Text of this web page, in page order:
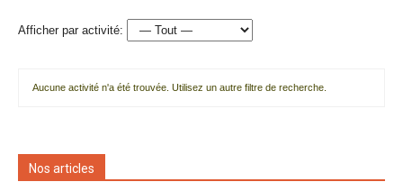
Afficher par activité:
Aucune activité n'a été trouvée. Utilisez un autre filtre de recherche.
Nos articles